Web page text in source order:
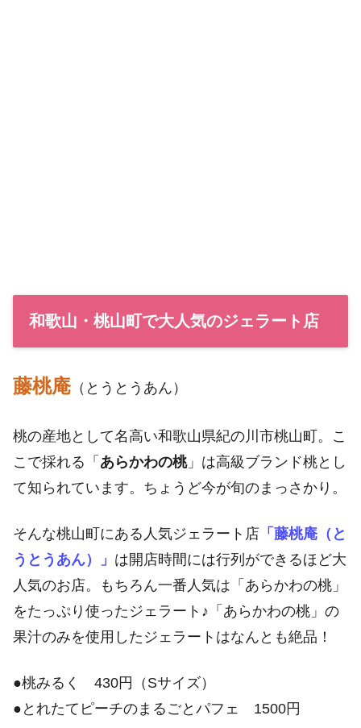
和歌山・桃山町で大人気のジェラート店
藤桃庵 （とうとうあん）
桃の産地として名高い和歌山県紀の川市桃山町。こ
こで採れる「 あらかわの桃」は高級ブランド桃とし
て知られています。ちょうど今が旬のまっさかり。
そんな桃山町にある人気ジェラート店 「藤桃庵（と
うとうあん）」 は開店時間には行列ができるほど大
人気のお店。もちろん一番人気は「あらかわの桃」
をたっぷり使ったジェラート♪「あらかわの桃」の
果汁のみを使用したジェラートはなんとも絶品！
●桃みるく 430円（Sサイズ）
●とれたてピーチのまるごとパフェ 1500円